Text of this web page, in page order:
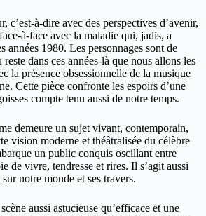
c’est-à-dire avec des perspectives d’avenir,
à-face avec la maladie qui, jadis, a
années 1980. Les personnages sont de
reste dans ces années-là que nous allons les
la présence obsessionnelle de la musique
Cette pièce confronte les espoirs d’une
compte tenu aussi de notre temps.
demeure un sujet vivant, contemporain,
vision moderne et théâtralisée du célèbre
un public conquis oscillant entre
de vivre, tendresse et rires. Il s’agit aussi
notre monde et ses travers.
aussi astucieuse qu’efficace et une